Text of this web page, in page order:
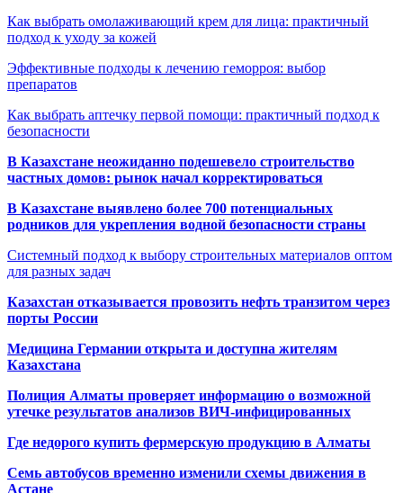
Как выбрать омолаживающий крем для лица: практичный
подход к уходу за кожей
Эффективные подходы к лечению геморроя: выбор
препаратов
Как выбрать аптечку первой помощи: практичный подход к
безопасности
В Казахстане неожиданно подешевело строительство
частных домов: рынок начал корректироваться
В Казахстане выявлено более 700 потенциальных
родников для укрепления водной безопасности страны
Системный подход к выбору строительных материалов оптом
для разных задач
Казахстан отказывается провозить нефть транзитом через
порты России
Медицина Германии открыта и доступна жителям
Казахстана
Полиция Алматы проверяет информацию о возможной
утечке результатов анализов ВИЧ-инфицированных
Где недорого купить фермерскую продукцию в Алматы
Семь автобусов временно изменили схемы движения в
Астане